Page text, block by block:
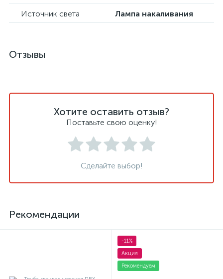
Источник света
Лампа накаливания
Отзывы
Хотите оставить отзыв?
Поставьте свою оценку!
Сделайте выбор!
Рекомендации
-11%
Акция
Рекомендуем